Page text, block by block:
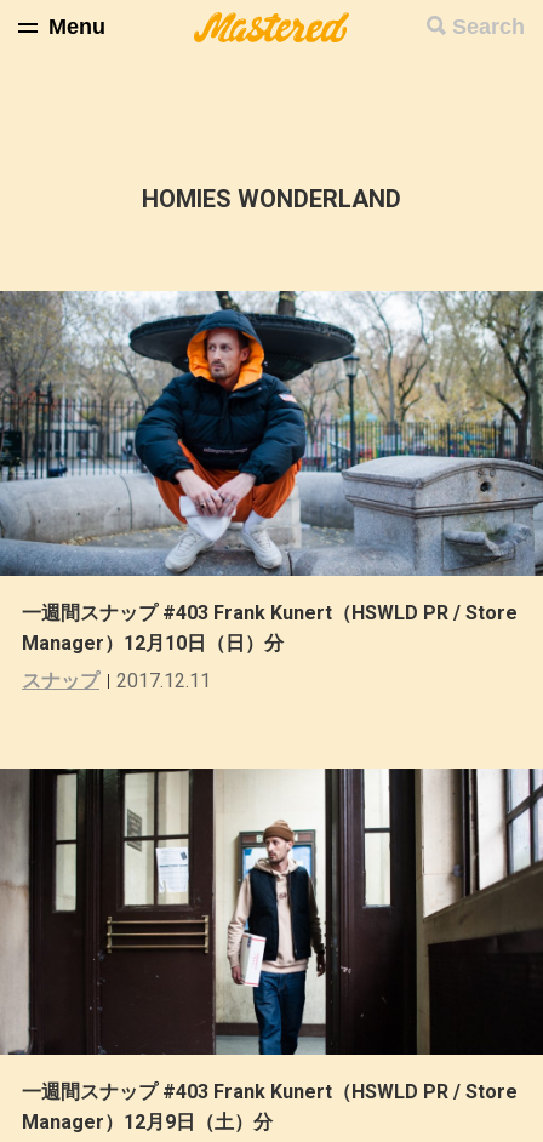
Search
Menu
HOMIES WONDERLAND
一週間スナップ #403 Frank Kunert（HSWLD PR / Store
Manager）12月10日（日）分
スナップ
2017.12.11
一週間スナップ #403 Frank Kunert（HSWLD PR / Store
Manager）12月9日（土）分